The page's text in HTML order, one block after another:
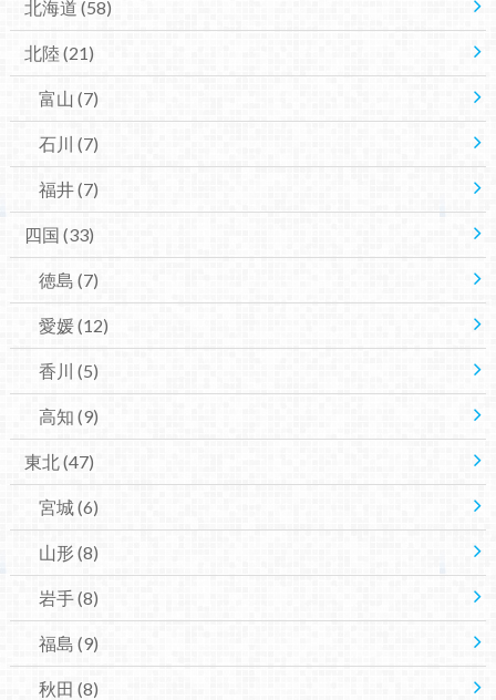
北海道 (58)
北陸 (21)
富山 (7)
石川 (7)
福井(7)
四国 (33)
徳島 (7)
愛媛(12)
香川 (5)
高知 (9)
東北(47)
宮城(6)
山形 (8)
岩手(8)
福島 (9)
秋田 (8)